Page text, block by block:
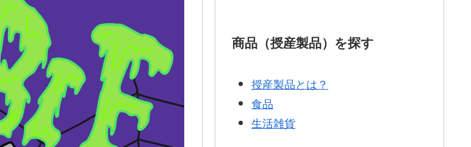
商品（授産製品）を探す
授産製品とは？
食品
生活雑貨